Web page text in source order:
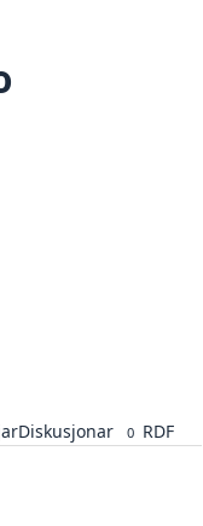
Diskusjonar 0 RDF